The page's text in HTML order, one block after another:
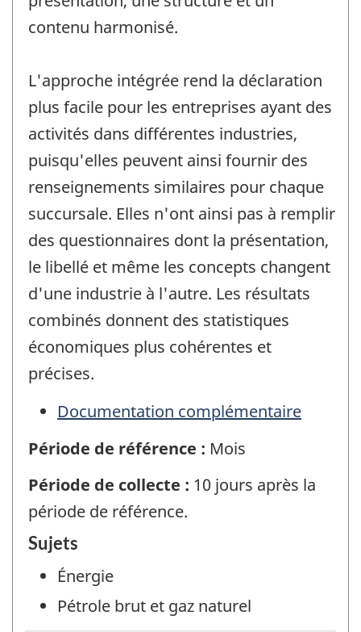
contenu harmonisé.
L'approche intégrée rend la déclaration
plus facile pour les entreprises ayant des
activités dans différentes industries,
puisqu'elles peuvent ainsi fournir des
renseignements similaires pour chaque
succursale. Elles n'ont ainsi pas à remplir
des questionnaires dont la présentation,
le libellé et même les concepts changent
d'une industrie à l'autre. Les résultats
combinés donnent des statistiques
économiques plus cohérentes et
précises.
Documentation complémentaire
Période de référence : Mois
Période de collecte : 10 jours après la
période de référence.
Sujets
Énergie
Pétrole brut et gaz naturel